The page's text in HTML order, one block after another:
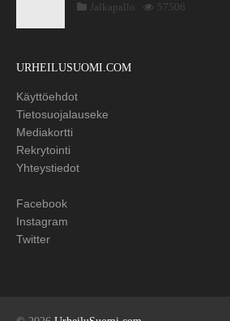
Jalkapallo
57506
URHEILUSUOMI.COM
Käyttöehdot
Tietosuojalauseke
Mediakortti
Rekrytointi
Yhteystiedot
Facebook
Instagram
Twitter